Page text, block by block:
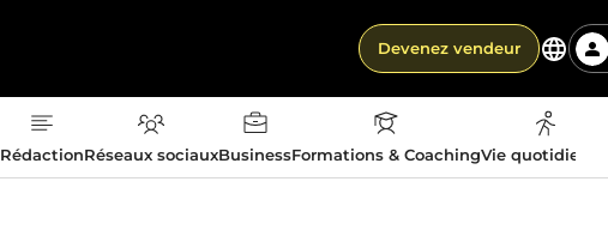
Devenez vendeur
RédactionRéseaux sociauxBusinessFormations & CoachingVie